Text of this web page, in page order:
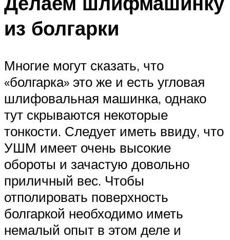
из болгарки
Многие могут сказать, что
«болгарка» это же и есть угловая
шлифовальная машинка, однако
тут скрываются некоторые
тонкости. Следует иметь ввиду, что
УШМ имеет очень высокие
обороты и зачастую довольно
приличный вес. Чтобы
отполировать поверхность
болгаркой необходимо иметь
немалый опыт в этом деле и